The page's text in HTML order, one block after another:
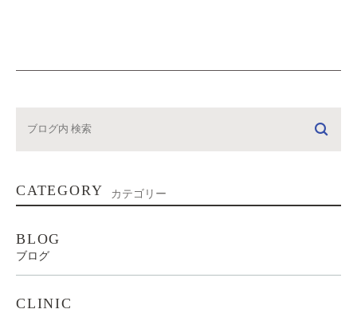
CATEGORY カテゴリー
BLOG
ブログ
CLINIC